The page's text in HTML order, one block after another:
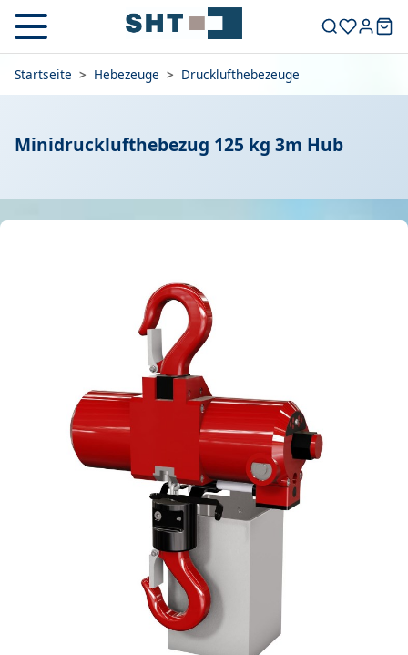
Startseite > Hebezeuge > Drucklufthebezeuge
Minidrucklufthebezug 125 kg 3m Hub